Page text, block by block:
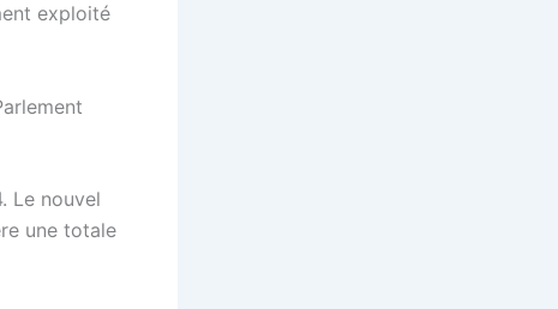
exploité
Le nouvel
une totale